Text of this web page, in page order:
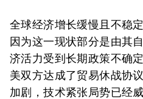
全球经济增长缓慢且不稳
因为这一现状部分是由其
济活力受到长期政策不确
美双方达成了贸易休战协
加剧，技术紧张局势已经